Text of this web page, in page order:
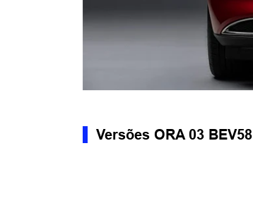
Versões ORA 03 BEV58